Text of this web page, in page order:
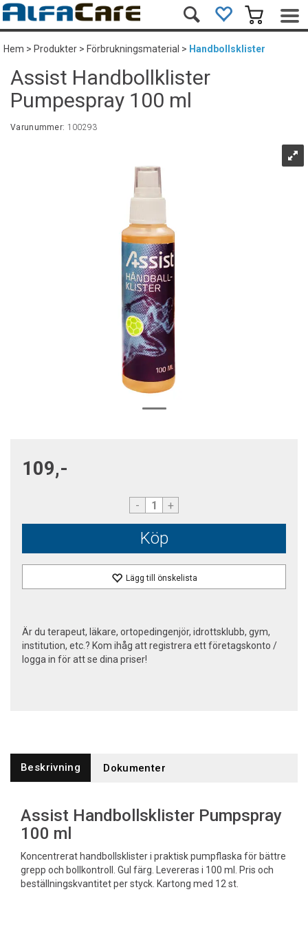
Hem>Produkter>Förbrukningsmaterial > Handbollsklister
Assist Handbollklister
Pumpespray 100 ml
Varunummer: 100293
109,-
- +
Köp
Lägg till önskelista
Är du terapeut, läkare, ortopedingenjör, idrottsklubb, gym,
institution, etc.? Kom ihåg att registrera ett företagskonto /
logga in för att se dina priser!
Beskrivning Dokumenter
Assist Handbollsklister Pumpspray
100 ml
Koncentrerat handbollsklister i praktisk pumpflaska för bättre
grepp och bollkontroll. Gul färg. Levereras i 100 ml. Pris och
beställningskvantitet per styck. Kartong med 12 st.